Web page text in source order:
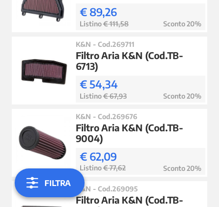
FILTRA
€ 89,26
Listino€ 111,58 Sconto 20%
K&N - Cod.269711
Filtro Aria K&N (Cod.TB-
6713)
€ 54,34
Listino€ 67,93 Sconto 20%
K&N - Cod.269676
Filtro Aria K&N (Cod.TB-
9004)
€ 62,09
Listino€ 77,62 Sconto 20%
K&N - Cod.269095
Filtro Aria K&N (Cod.TB-